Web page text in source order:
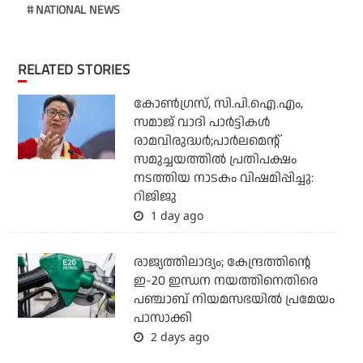
NATIONAL NEWS
RELATED STORIES
കോണ്‍ഗ്രസ്, സി.പി.ഐ.എം,
സമാജ് വാദി പാര്‍ട്ടികള്‍
രാമവിരുദ്ധര്‍;പാര്‍ലമെന്റ്
സമുച്ചയത്തില്‍ പ്രതിപക്ഷം
നടത്തിയ നാടകം വിഷമിപ്പിച്ചു:
റിജിജു
1 day ago
രാജ്യത്തിലാദ്യം; കേന്ദ്രത്തിന്റെ
ഇ-20 ഇന്ധന നയത്തിനെതിരെ
പഞ്ചാബ് നിയമസഭയില്‍ പ്രമേയം
പാസാക്കി
2 days ago